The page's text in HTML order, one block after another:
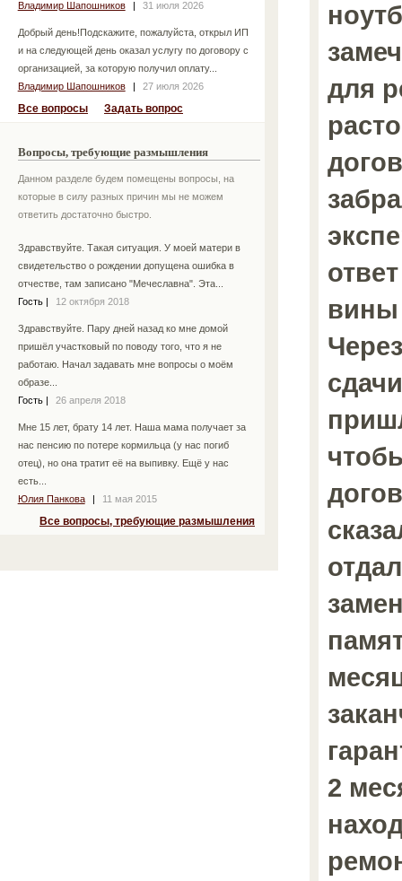
Владимир Шапошников
| 31 июля 2026
Добрый день!Подскажите, пожалуйста, открыл ИП
и на следующей день оказал услугу по договору с
организацией, за которую получил оплату...
Владимир Шапошников
| 27 июля 2026
Все вопросы Задать вопрос
Вопросы, требующие размышления
Данном разделе будем помещены вопросы, на
которые в силу разных причин мы не можем
ответить достаточно быстро.
Здравствуйте. Такая ситуация. У моей матери в
свидетельство о рождении допущена ошибка в
отчестве, там записано "Мечеславна". Эта...
Гость
12 октября 2018
Здравствуйте. Пару дней назад ко мне домой
пришёл участковый по поводу того, что я не
работаю. Начал задавать мне вопросы о моём
образе...
Гость
26 апреля 2018
Мне 15 лет, брату 14 лет. Наша мама получает за
нас пенсию по потере кормильца (у нас погиб
отец), но она тратит её на выпивку. Ещё у нас
есть...
Юлия Панкова
11 мая 2015
Все вопросы, требующие размышления
для
вины
2